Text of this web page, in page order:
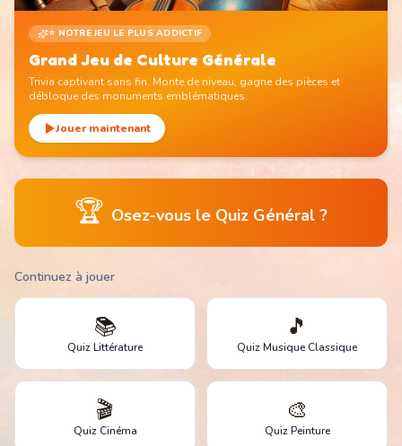
⭐ NOTRE JEU LE PLUS ADDICTIF
Grand Jeu de Culture Générale
Trivia captivant sans fin. Monte de niveau, gagne des pièces et
débloque des monuments emblématiques.
Jouer maintenant
🏆 Osez-vous le Quiz Général ?
Continuez à jouer
📚
Quiz Littérature
🎵
Quiz Musique Classique
🎬
Quiz Cinéma
🎨
Quiz Peinture